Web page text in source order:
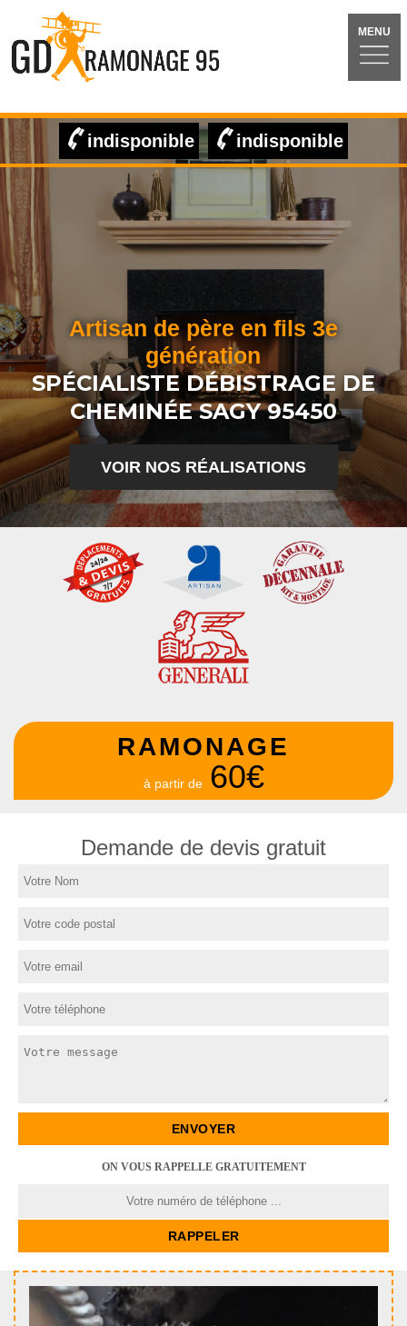
MENU
indisponible indisponible
Artisan de père en fils 3e
génération
SPÉCIALISTE DÉBISTRAGE DE
CHEMINÉE SAGY 95450
VOIR NOS RÉALISATIONS
RAMONAGE
à partir de 60€
Demande de devis gratuit
ON VOUS RAPPELLE GRATUITEMENT